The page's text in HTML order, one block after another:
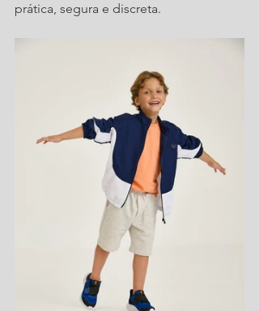
prática, segura e discreta.